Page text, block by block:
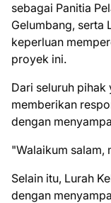
sebagai Panitia
Gelumbang, serta
keperluan
proyek ini.‎
‎Dari seluruh pihak
memberikan
dengan
‎"Walaikum salam,
‎Selain itu, Lurah
dengan